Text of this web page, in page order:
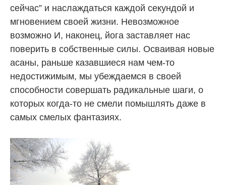
сейчас” и наслаждаться каждой секундой и
мгновением своей жизни. Невозможное
возможно И, наконец, йога заставляет нас
поверить в собственные силы. Осваивая новые
асаны, раньше казавшиеся нам чем-то
недостижимым, мы убеждаемся в своей
способности совершать радикальные шаги, о
которых когда-то не смели помышлять даже в
самых смелых фантазиях.